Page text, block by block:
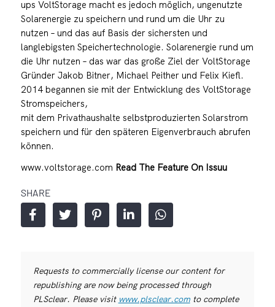
ups VoltStorage macht es jedoch möglich, ungenutzte
Solarenergie zu speichern und rund um die Uhr zu
nutzen – und das auf Basis der sichersten und
langlebigsten Speichertechnologie. Solarenergie rund um
die Uhr nutzen – das war das große Ziel der VoltStorage
Gründer Jakob Bitner, Michael Peither und Felix Kiefl.
2014 begannen sie mit der Entwicklung des VoltStorage
Stromspeichers,
mit dem Privathaushalte selbstproduzierten Solarstrom
speichern und für den späteren Eigenverbrauch abrufen
können.
www.voltstorage.com Read The Feature On Issuu
SHARE
Requests to commercially license our content for
republishing are now being processed through
PLSclear. Please visit www.plsclear.comto complete